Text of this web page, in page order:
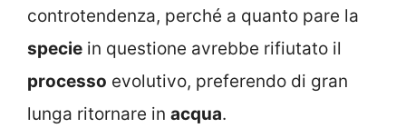
controtendenza, perché a quanto pare la
specie in questione avrebbe rifiutato il
processo evolutivo, preferendo di gran
lunga ritornare in acqua.